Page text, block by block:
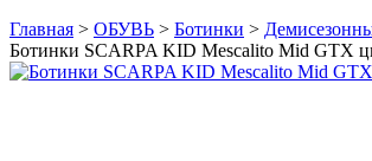
Главная > ОБУВЬ > Ботинки >
Ботинки SCARPA KID Mescalito Mid GTX